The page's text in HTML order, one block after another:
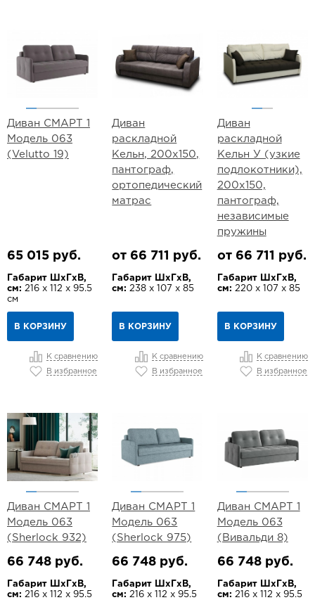
Диван СМАРТ 1
Модель 063
(Velutto 19)
65 015 руб.
Габарит ШхГхВ,
см: 216 х 112 х 95.5
см
В КОРЗИНУ
К сравнению
В избранное
Диван
раскладной
Кельн, 200х150,
пантограф,
ортопедический
матрас
от 66 711 руб.
Габарит ШхГхВ,
см: 238 х 107 х 85
В КОРЗИНУ
К сравнению
В избранное
Диван
раскладной
Кельн У (узкие
подлокотники),
200х150,
пантограф,
независимые
пружины
от 66 711 руб.
Габарит ШхГхВ,
см: 220 х 107 х 85
В КОРЗИНУ
К сравнению
В избранное
Диван СМАРТ 1
Модель 063
(Sherlock 932)
66 748 руб.
Габарит ШхГхВ,
см: 216 х 112 х 95.5
Диван СМАРТ 1
Модель 063
(Sherlock 975)
66 748 руб.
Габарит ШхГхВ,
см: 216 х 112 х 95.5
Диван СМАРТ 1
Модель 063
(Вивальди 8)
66 748 руб.
Габарит ШхГхВ,
см: 216 х 112 х 95.5